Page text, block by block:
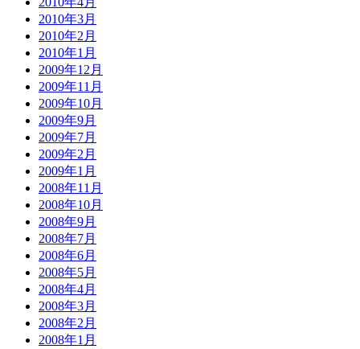
2010年3月
2010年2月
2010年1月
2009年12月
2009年11月
2009年10月
2009年9月
2009年7月
2009年2月
2009年1月
2008年11月
2008年10月
2008年9月
2008年7月
2008年6月
2008年5月
2008年4月
2008年3月
2008年2月
2008年1月